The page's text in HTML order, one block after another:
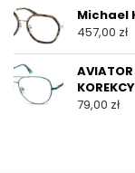
Michael
457,00 zł
AVIATOR
79,00 zł